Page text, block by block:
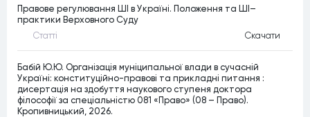
Правове регулювання ШІ в Україні. Положення та ШІ–
практики Верховного Суду
Статтi Скачати
Бабій Ю.Ю. Організація муніципальної влади в сучасній
Україні: конституційно-правові та прикладні питання :
дисертація на здобуття наукового ступеня доктора
філософії за спеціальністю 081 «Право» (08 – Право).
Кропивницький, 2026.